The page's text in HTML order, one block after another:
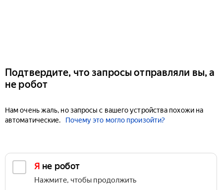
Подтвердите, что запросы отправляли вы, а
не робот
Нам очень жаль, но запросы с вашего устройства похожи на
автоматические.
Почему это могло произойти?
Я не робот
Нажмите, чтобы продолжить